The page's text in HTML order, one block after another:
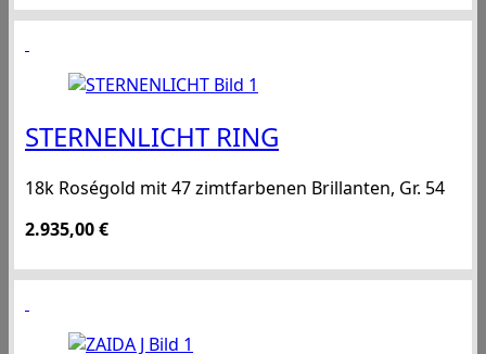
STERNENLICHT RING
18k Roségold mit 47 zimtfarbenen Brillanten, Gr. 54
2.935,00€